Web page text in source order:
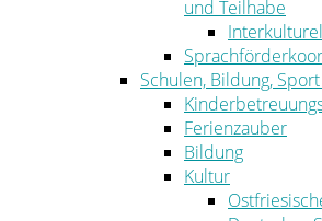
und Teilhabe
Schulen, Bildung,
Ferienzauber
Bildung
Kultur